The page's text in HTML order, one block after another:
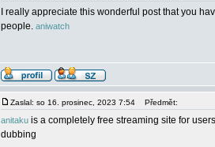
I really appreciate this wonderful post that you
people. aniwatch
Zaslal: so 16. prosinec, 2023 7:54 Předmět:
anitaku is a completely free streaming site for
dubbing